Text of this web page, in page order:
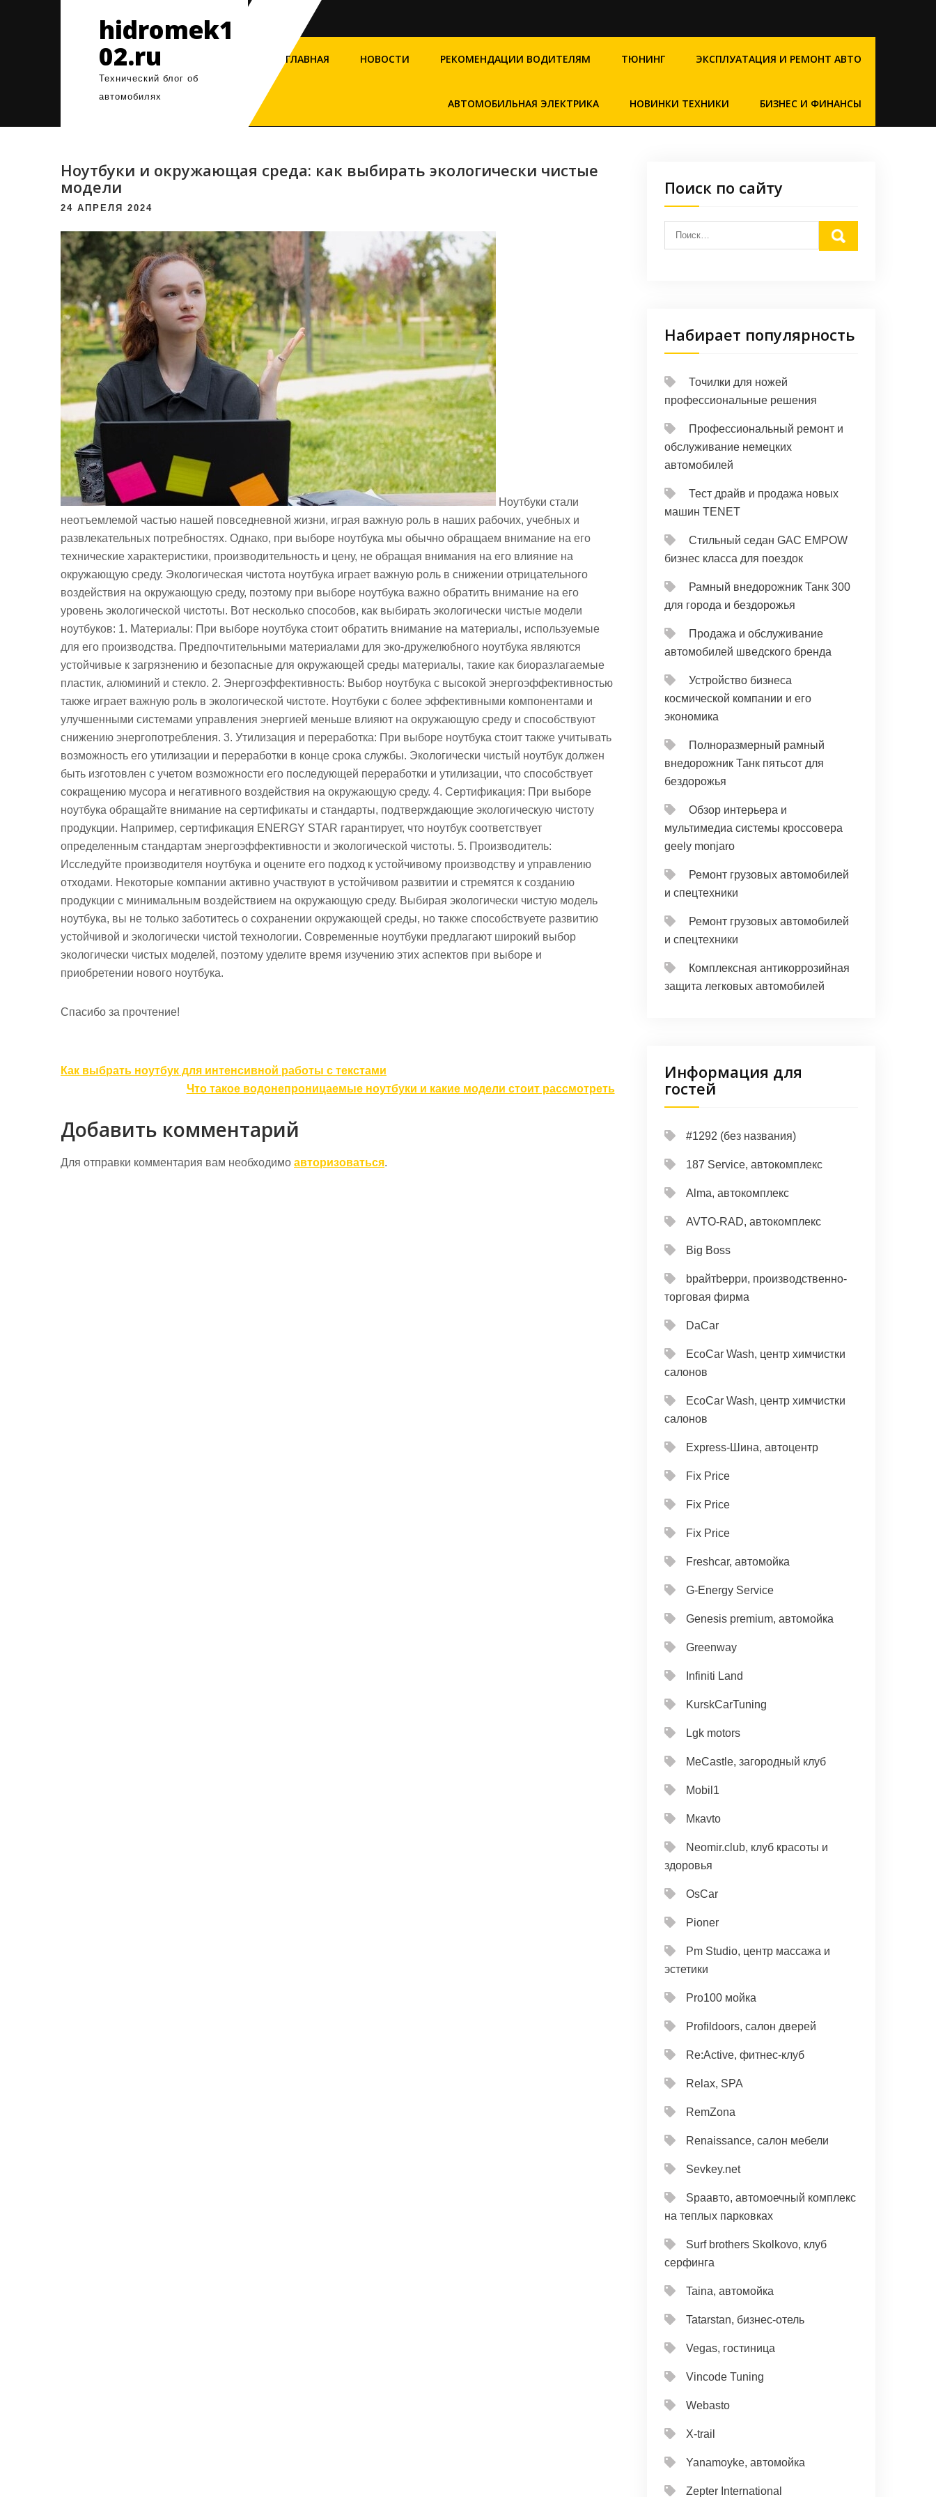
hidromek1
02.ru
Технический блог об
автомобилях
ГЛАВНАЯ НОВОСТИ РЕКОМЕНДАЦИИ ВОДИТЕЛЯМ ТЮНИНГ ЭКСПЛУАТАЦИЯ И РЕМОНТ АВТО
АВТОМОБИЛЬНАЯ ЭЛЕКТРИКА НОВИНКИ ТЕХНИКИ БИЗНЕС И ФИНАНСЫ
Ноутбуки и окружающая среда: как выбирать экологически чистые
модели
24 АПРЕЛЯ 2024
Ноутбуки стали
неотъемлемой частью нашей повседневной жизни, играя важную роль в наших рабочих, учебных и
развлекательных потребностях. Однако, при выборе ноутбука мы обычно обращаем внимание на его
технические характеристики, производительность и цену, не обращая внимания на его влияние на
окружающую среду. Экологическая чистота ноутбука играет важную роль в снижении отрицательного
воздействия на окружающую среду, поэтому при выборе ноутбука важно обратить внимание на его
уровень экологической чистоты. Вот несколько способов, как выбирать экологически чистые модели
ноутбуков: 1. Материалы: При выборе ноутбука стоит обратить внимание на материалы, используемые
для его производства. Предпочтительными материалами для эко-дружелюбного ноутбука являются
устойчивые к загрязнению и безопасные для окружающей среды материалы, такие как биоразлагаемые
пластик, алюминий и стекло. 2. Энергоэффективность: Выбор ноутбука с высокой энергоэффективностью
также играет важную роль в экологической чистоте. Ноутбуки с более эффективными компонентами и
улучшенными системами управления энергией меньше влияют на окружающую среду и способствуют
снижению энергопотребления. 3. Утилизация и переработка: При выборе ноутбука стоит также учитывать
возможность его утилизации и переработки в конце срока службы. Экологически чистый ноутбук должен
быть изготовлен с учетом возможности его последующей переработки и утилизации, что способствует
сокращению мусора и негативного воздействия на окружающую среду. 4. Сертификация: При выборе
ноутбука обращайте внимание на сертификаты и стандарты, подтверждающие экологическую чистоту
продукции. Например, сертификация ENERGY STAR гарантирует, что ноутбук соответствует
определенным стандартам энергоэффективности и экологической чистоты. 5. Производитель:
Исследуйте производителя ноутбука и оцените его подход к устойчивому производству и управлению
отходами. Некоторые компании активно участвуют в устойчивом развитии и стремятся к созданию
продукции с минимальным воздействием на окружающую среду. Выбирая экологически чистую модель
ноутбука, вы не только заботитесь о сохранении окружающей среды, но также способствуете развитию
устойчивой и экологически чистой технологии. Современные ноутбуки предлагают широкий выбор
экологически чистых моделей, поэтому уделите время изучению этих аспектов при выборе и
приобретении нового ноутбука.
Спасибо за прочтение!
Навигация
Как выбрать ноутбук для интенсивной работы с текстами
Что такое водонепроницаемые ноутбуки и какие модели стоит рассмотреть
Добавить комментарий
Для отправки комментария вам необходимо авторизоваться.
Поиск по сайту
Набирает популярность
Точилки для ножей
профессиональные решения
Профессиональный ремонт и
обслуживание немецких
автомобилей
Тест драйв и продажа новых
машин TENET
Стильный седан GAC EMPOW
бизнес класса для поездок
Рамный внедорожник Танк 300
для города и бездорожья
Продажа и обслуживание
автомобилей шведского бренда
Устройство бизнеса
космической компании и его
экономика
Полноразмерный рамный
внедорожник Танк пятьсот для
бездорожья
Обзор интерьера и
мультимедиа системы кроссовера
geely monjaro
Ремонт грузовых автомобилей
и спецтехники
Ремонт грузовых автомобилей
и спецтехники
Комплексная антикоррозийная
защита легковых автомобилей
Информация для
гостей
#1292 (без названия)
187 Service, автокомплекс
Alma, автокомплекс
AVTO-RAD, автокомплекс
Big Boss
bрайтbерри, производственно-
торговая фирма
DaCar
EcoCar Wash, центр химчистки
салонов
EcoCar Wash, центр химчистки
салонов
Express-Шина, автоцентр
Fix Price
Fix Price
Fix Price
Freshcar, автомойка
G-Energy Service
Genesis premium, автомойка
Greenway
Infiniti Land
KurskCarTuning
Lgk motors
MeCastle, загородный клуб
Mobil1
Mкavto
Neomir.club, клуб красоты и
здоровья
OsCar
Pioner
Pm Studio, центр массажа и
эстетики
Pro100 мойка
Profildoors, салон дверей
Re:Active, фитнес-клуб
Relax, SPA
RemZona
Renaissance, салон мебели
Sevkey.net
Spaавто, автомоечный комплекс
на теплых парковках
Surf brothers Skolkovo, клуб
серфинга
Taina, автомойка
Tatarstan, бизнес-отель
Vegas, гостиница
Vincode Tuning
Webasto
X-trail
Yanamoyke, автомойка
Zepter International